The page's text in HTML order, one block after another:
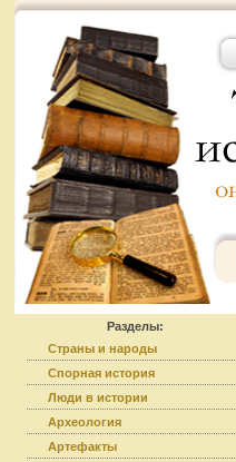
Разделы:
Страны и народы
Спорная история
Люди в истории
Археология
Артефакты